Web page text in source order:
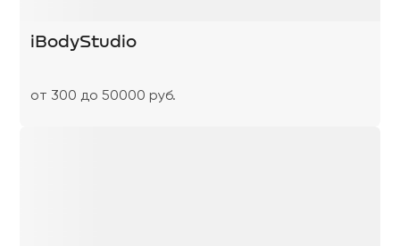
iBodyStudio
от 300 до 50000 руб.